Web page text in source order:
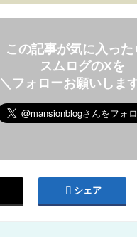
この記事が気に入った
スムログのXを
＼フォローお願いしま
シェア